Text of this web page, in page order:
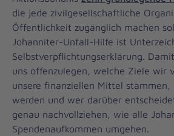
die jede zivilgesellschaftliche
Öffentlichkeit zugänglich machen
Johanniter-Unfall-Hilfe ist
Selbstverpflichtungserklärung.
uns offenzulegen, welche Ziele wir
unsere finanziellen Mittel
werden und wer darüber
genau nachvollziehen, wie alle
Spendenaufkommen umgehen.